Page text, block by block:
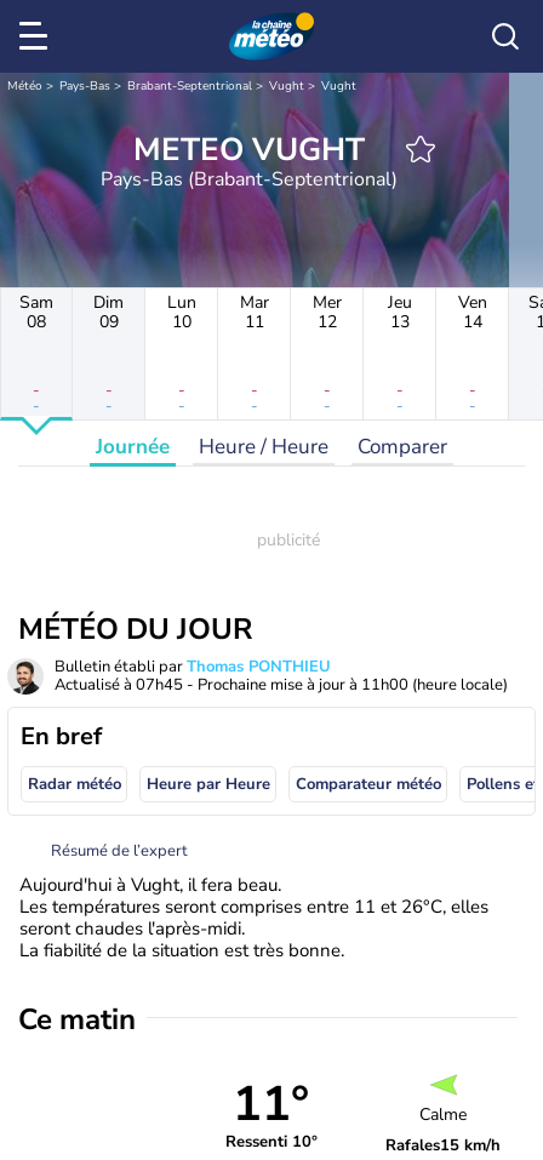
Météo Pays-Bas Brabant-Septentrional Vught Vught
METEO VUGHT
Pays-Bas (Brabant-Septentrional)
Sam
08
-
-
Dim
09
-
-
Lun
10
-
-
Mar
11
-
-
Mer
12
-
-
Jeu
13
-
-
Ven
14
-
-
Journée Heure / Heure Comparer
MÉTÉO DU JOUR
Bulletin établi parThomas PONTHIEU
Actualisé à 07h45 - Prochaine mise à jour à 11h00 (heure locale)
En bref
Radar météo Heure par Heure Comparateur météo Pollens
Résumé de l’expert
Aujourd'hui à Vught, il fera beau.
Les températures seront comprises entre 11 et 26°C, elles
seront chaudes l'après-midi.
La fiabilité de la situation est très bonne.
Ce matin
11°
Ressenti 10°
Calme
Rafales15 km/h